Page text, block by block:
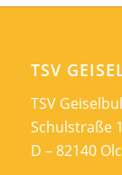
TSV
TSV
Schulstraße
D – 82140